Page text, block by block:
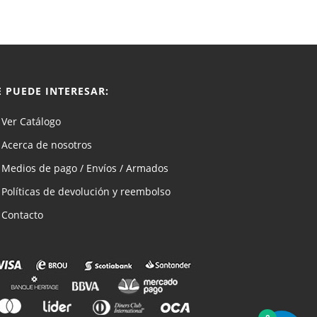
PUEDE INTERESAR:
Ver Catálogo
Acerca de nosotros
Medios de pago / Envíos / Armados
Políticas de devolución y reembolso
Contacto